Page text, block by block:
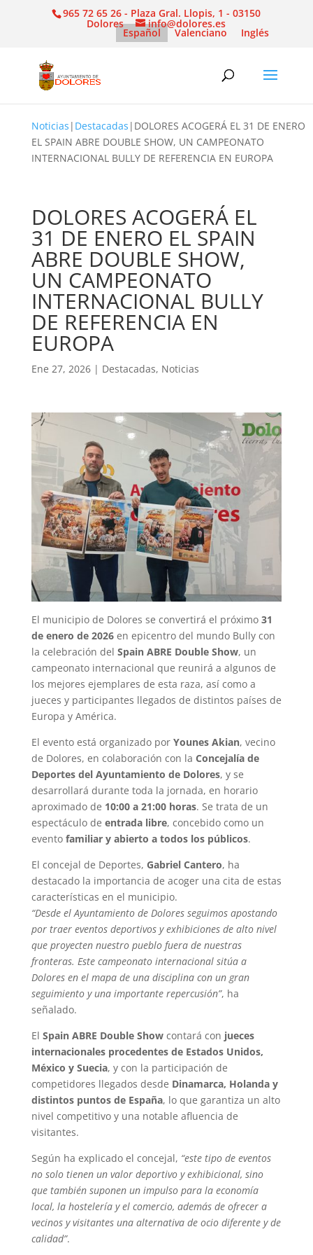
965 72 65 26 - Plaza Gral. Llopis, 1 - 03150
Dolores info@dolores.es
Español Valenciano Inglés
Noticias | Destacadas | DOLORES ACOGERÁ EL 31 DE ENERO
EL SPAIN ABRE DOUBLE SHOW, UN CAMPEONATO
INTERNACIONAL BULLY DE REFERENCIA EN EUROPA
DOLORES ACOGERÁ EL
31 DE ENERO EL SPAIN
ABRE DOUBLE SHOW,
UN CAMPEONATO
INTERNACIONAL BULLY
DE REFERENCIA EN
EUROPA
Ene 27, 2026| Destacadas, Noticias
El municipio de Dolores se convertirá el próximo 31
de enero de 2026en epicentro del mundo Bully con
la celebración del Spain ABRE Double Show, un
campeonato internacional que reunirá a algunos de
los mejores ejemplares de esta raza, así como a
jueces y participantes llegados de distintos países de
Europa y América.
El evento está organizado por Younes Akian, vecino
de Dolores, en colaboración con la Concejalía de
Deportes del Ayuntamiento de Dolores, y se
desarrollará durante toda la jornada, en horario
aproximado de 10:00 a 21:00 horas. Se trata de un
espectáculo de entrada libre, concebido como un
evento familiar y abierto a todos los públicos.
El concejal de Deportes, Gabriel Cantero, ha
destacado la importancia de acoger una cita de estas
características en el municipio.
“Desde el Ayuntamiento de Dolores seguimos apostando
por traer eventos deportivos y exhibiciones de alto nivel
que proyecten nuestro pueblo fuera de nuestras
fronteras. Este campeonato internacional sitúa a
Dolores en el mapa de una disciplina con un gran
seguimiento y una importante repercusión”, ha
señalado.
El Spain ABRE Double Showcontará con jueces
internacionales procedentes de Estados Unidos,
México y Suecia, y con la participación de
competidores llegados desde Dinamarca, Holanda y
distintos puntos de España, lo que garantiza un alto
nivel competitivo y una notable afluencia de
visitantes.
Según ha explicado el concejal, “este tipo de eventos
no solo tienen un valor deportivo y exhibicional, sino
que también suponen un impulso para la economía
local, la hostelería y el comercio, además de ofrecer a
vecinos y visitantes una alternativa de ocio diferente y de
calidad”.